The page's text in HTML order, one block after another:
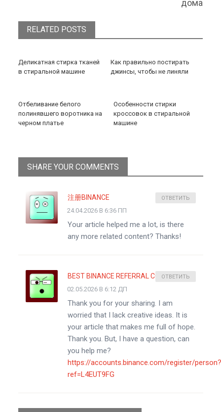
дома
RELATED POSTS
Деликатная стирка тканей
в стиральной машине
Как правильно постирать
джинсы, чтобы не линяли
Отбеливание белого
полинявшего воротника на
черном платье
Особенности стирки
кроссовок в стиральной
машине
SHARE YOUR COMMENTS
注册BINANCE
24.04.2026 В 6:36 ПП
Your article helped me a lot, is there
any more related content? Thanks!
ОТВЕТИТЬ
BEST BINANCE REFERRAL CODE
02.05.2026 В 6:12 ДП
Thank you for your sharing. I am
worried that I lack creative ideas. It is
your article that makes me full of hope.
Thank you. But, I have a question, can
you help me?
https://accounts.binance.com/register/
ref=L4EUT9FG
ОТВЕТИТЬ